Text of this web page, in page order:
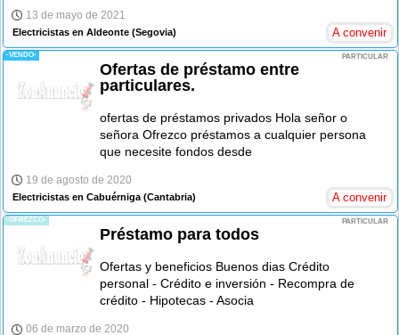
13 de mayo de 2021
Electricistas en Aldeonte (Segovia) A convenir
-VENDO- PARTICULAR
Ofertas de préstamo entre
particulares.
ofertas de préstamos privados Hola señor o
señora Ofrezco préstamos a cualquier persona
que necesite fondos desde
19 de agosto de 2020
Electricistas en Cabuérniga (Cantabria) A convenir
-OFREZCO- PARTICULAR
Préstamo para todos
Ofertas y beneficios Buenos dias Crédito
personal - Crédito e inversión - Recompra de
crédito - Hipotecas - Asocia
06 de marzo de 2020